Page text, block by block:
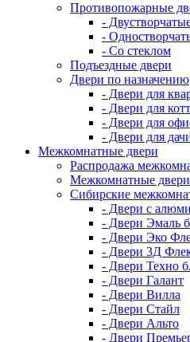
Противопожарные
-
-
- Со стеклом
Подъездные двери
Двери по назначению
- Двери для
- Двери для
- Двери для
- Двери для
Межкомнатные двери
Распродажа
Межкомнатные
Сибирские
- Двери с
- Двери Эмаль
- Двери Эко
- Двери 3Д
- Двери Техно
- Двери Галант
- Двери Вилла
- Двери Стайл
- Двери Альто
- Двери